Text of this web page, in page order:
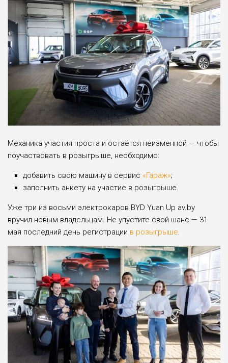
Механика участия проста и остаётся неизменной — чтобы
поучаствовать в розыгрыше, необходимо:
добавить свою машину в сервис «Гараж»;
заполнить анкету на участие в розыгрыше.
Уже три из восьми электрокаров BYD Yuan Up av.by
вручил новым владельцам. Не упустите свой шанс — 31
мая последний день регистрации в розыгрыше.